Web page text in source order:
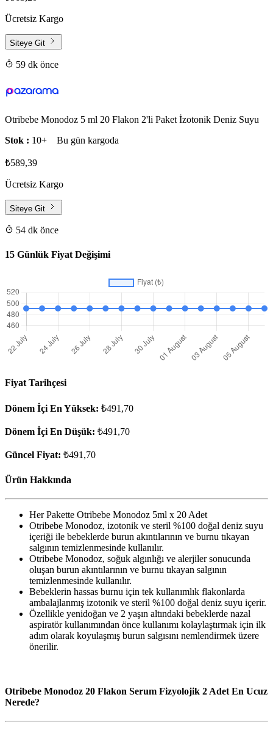
Ücretsiz Kargo
Siteye Git
59 dk önce
Otribebe Monodoz 5 ml 20 Flakon 2'li Paket İzotonik Deniz Suyu
Stok : 10+ Bu gün kargoda
₺589,39
Ücretsiz Kargo
Siteye Git
54 dk önce
15 Günlük Fiyat Değişimi
Fiyat Tarihçesi
Dönem İçi En Yüksek: ₺491,70
Dönem İçi En Düşük: ₺491,70
Güncel Fiyat: ₺491,70
Ürün Hakkında
Her Pakette Otribebe Monodoz 5ml x 20 Adet
Otribebe Monodoz, izotonik ve steril %100 doğal deniz suyu
içeriği ile bebeklerde burun akıntılarının ve burnu tıkayan
salgının temizlenmesinde kullanılır.
Otribebe Monodoz, soğuk algınlığı ve alerjiler sonucunda
oluşan burun akıntılarının ve burnu tıkayan salgının
temizlenmesinde kullanılır.
Bebeklerin hassas burnu için tek kullanımlık flakonlarda
ambalajlanmış izotonik ve steril %100 doğal deniz suyu içerir.
Özellikle yenidoğan ve 2 yaşın altındaki bebeklerde nazal
aspiratör kullanımından önce kullanımı kolaylaştırmak için ilk
adım olarak koyulaşmış burun salgısını nemlendirmek üzere
önerilir.
Otribebe Monodoz 20 Flakon Serum Fizyolojik 2 Adet En Ucuz
Nerede?